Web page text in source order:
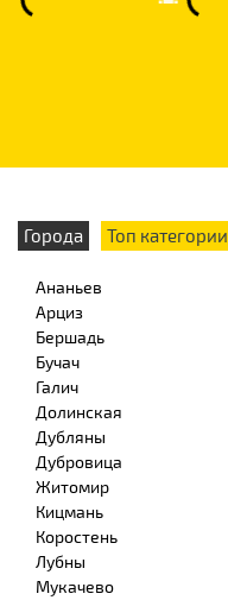
Города Топ категории
Ананьев
Арциз
Бершадь
Бучач
Галич
Долинская
Дубляны
Дубровица
Житомир
Кицмань
Коростень
Лубны
Мукачево